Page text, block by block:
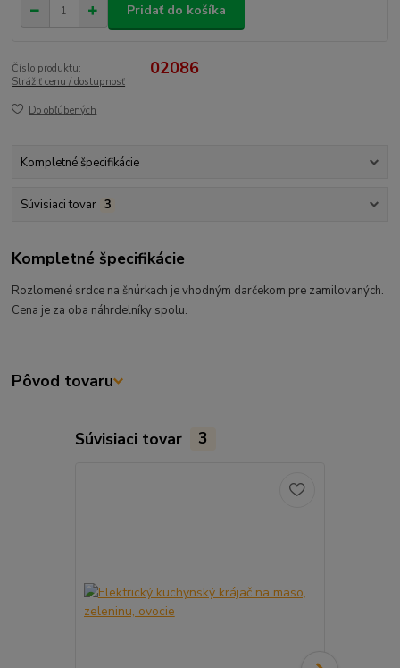
Pridať do košíka
Číslo produktu: 02086
Strážiť cenu / dostupnosť
Do obľúbených
Kompletné špecifikácie
Súvisiaci tovar 3
Kompletné špecifikácie
Rozlomené srdce na šnúrkach je vhodným darčekom pre zamilovaných.
Cena je za oba náhrdelníky spolu.
Pôvod tovaru
Súvisiaci tovar 3